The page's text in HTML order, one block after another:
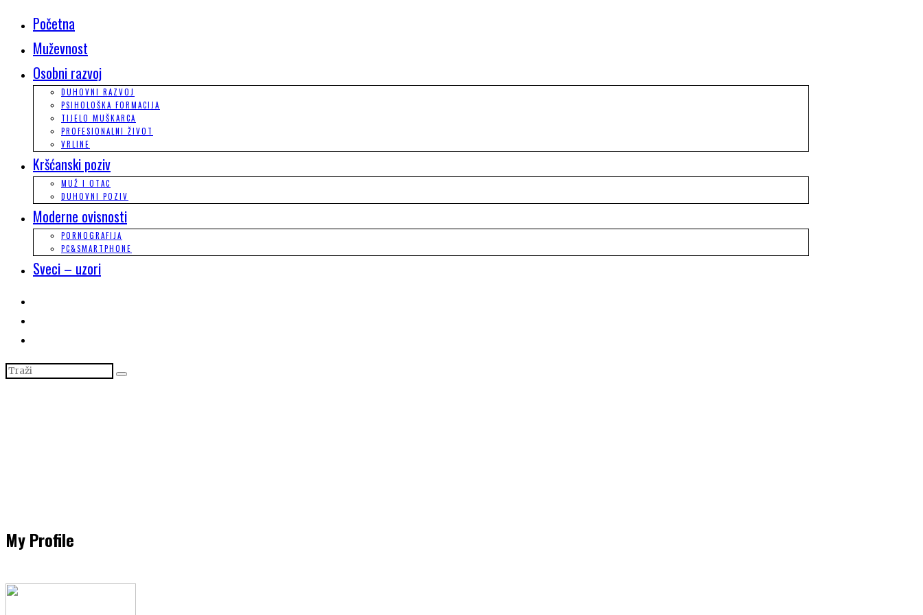
Početna
Muževnost
Osobni razvoj
DUHOVNI RAZVOJ
PSIHOLOŠKA FORMACIJA
TIJELO MUŠKARCA
PROFESIONALNI ŽIVOT
VRLINE
Kršćanski poziv
MUŽ I OTAC
DUHOVNI POZIV
Moderne ovisnosti
PORNOGRAFIJA
PC&SMARTPHONE
Sveci – uzori
My Profile